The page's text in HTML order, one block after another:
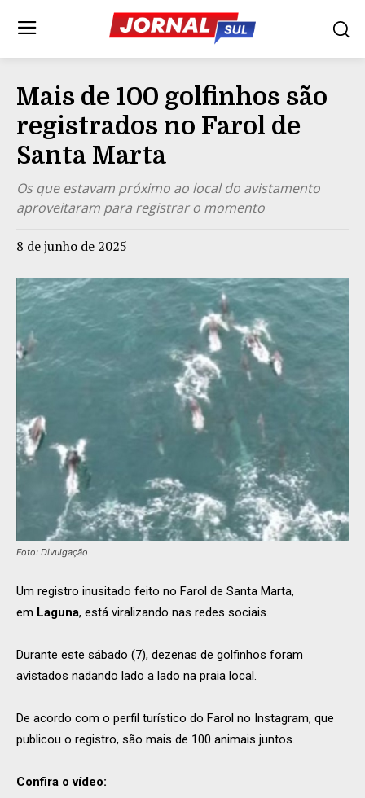
Mais de 100 golfinhos são
registrados no Farol de
Santa Marta
Os que estavam próximo ao local do avistamento
aproveitaram para registrar o momento
8 de junho de 2025
Foto: Divulgação
Um registro inusitado feito no Farol de Santa Marta,
em Laguna, está viralizando nas redes sociais.
Durante este sábado (7), dezenas de golfinhos foram
avistados nadando lado a lado na praia local.
De acordo com o perfil turístico do Farol no Instagram, que
publicou o registro, são mais de 100 animais juntos.
Confira o vídeo: